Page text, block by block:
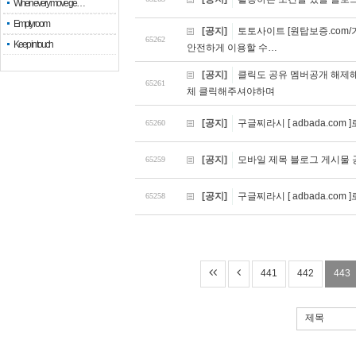
When every move ge…
Empty room
Keep in touch
65262
[공지]
토토사이트 [원탑보증
안전하게 이용할 수…
65261
[공지]
클릭도 공유 멤버공개 해제
체 클릭해주셔야하며
65260 [공지] 구글찌라시 [ adbada.com ]
65259 [공지] 모바일 제목 블로그 게시물
65258 [공지] 구글찌라시 [ adbada.com ]
441 442 443
제목